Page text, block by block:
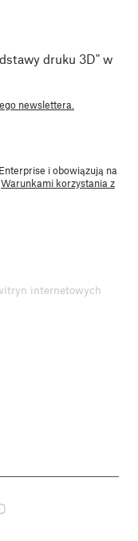
druku 3D" w
newslettera.
i obowiązują na
Warunkami korzystania z
internetowych